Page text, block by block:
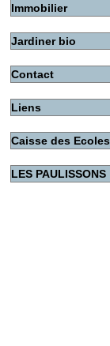
Immobilier
Jardiner bio
Contact
Liens
Caisse des Ecoles
LES PAULISSONS